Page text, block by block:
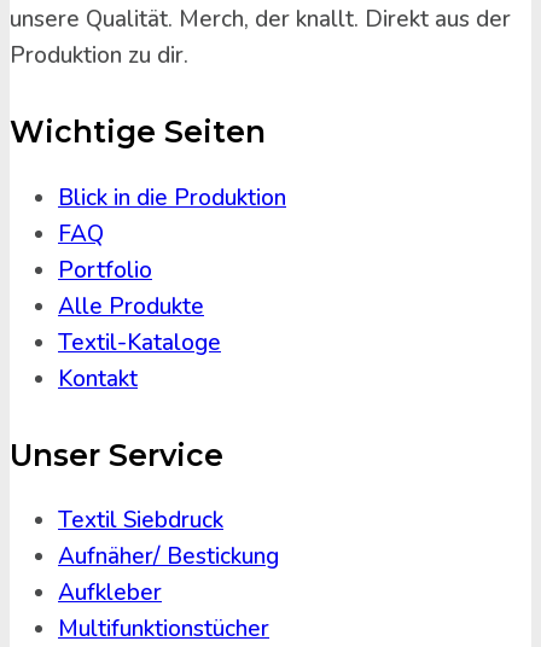
unsere Qualität. Merch, der knallt. Direkt aus der
Produktion zu dir.
Wichtige Seiten
Blick in die Produktion
FAQ
Portfolio
Alle Produkte
Textil-Kataloge
Kontakt
Unser Service
Textil Siebdruck
Aufnäher/ Bestickung
Aufkleber
Multifunktionstücher